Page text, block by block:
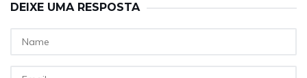
DEIXE UMA RESPOSTA